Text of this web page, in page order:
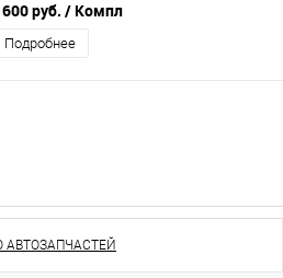
(SV.12.1007010.17)
руб. / Компл
Подробнее
АВТОЗАПЧАСТЕЙ